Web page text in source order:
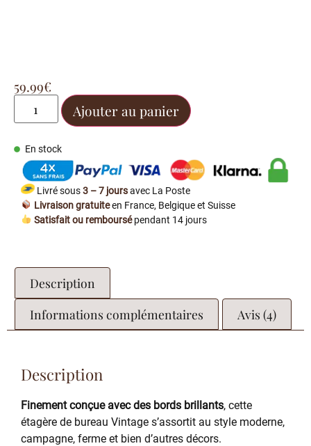
59.99€
Ajouter au panier
En stock
Livré sous3 – 7 joursavec La Poste
Livraison gratuiteen France, Belgique et Suisse
Satisfait ou remboursépendant 14 jours
Description
Informations complémentaires
Avis (4)
Description
Finement conçue avec des bords brillants, cette
étagère de bureau Vintage s’assortit au style moderne,
campagne, ferme et bien d’autres décors.